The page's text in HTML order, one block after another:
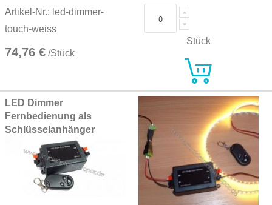
Artikel-Nr.: led-dimmer-
touch-weiss
74,76 € /Stück
Stück
LED Dimmer
Fernbedienung als
Schlüsselanhänger